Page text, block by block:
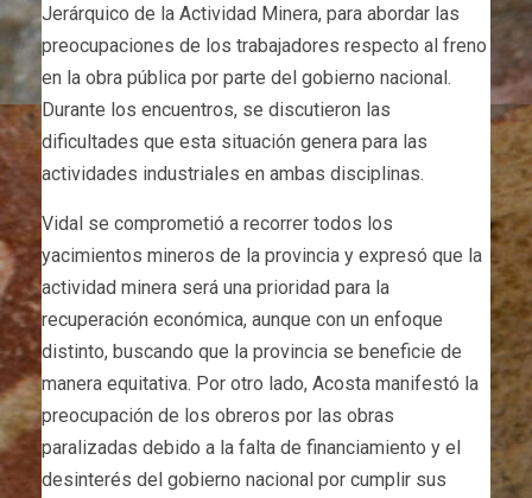
Jerárquico de la Actividad Minera, para abordar las
preocupaciones de los trabajadores respecto al freno
en la obra pública por parte del gobierno nacional.
Durante los encuentros, se discutieron las
dificultades que esta situación genera para las
actividades industriales en ambas disciplinas.
Vidal se comprometió a recorrer todos los
yacimientos mineros de la provincia y expresó que la
actividad minera será una prioridad para la
recuperación económica, aunque con un enfoque
distinto, buscando que la provincia se beneficie de
manera equitativa. Por otro lado, Acosta manifestó la
preocupación de los obreros por las obras
paralizadas debido a la falta de financiamiento y el
desinterés del gobierno nacional por cumplir sus